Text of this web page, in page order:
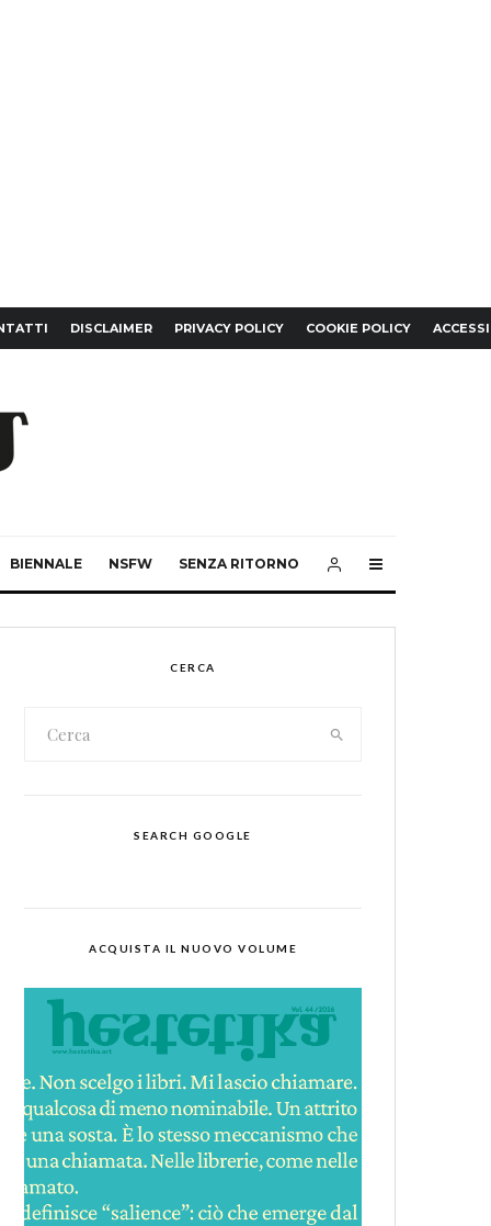
DISCLAIMER PRIVACY POLICY COOKIE POLICY
BIENNALE NSFW SENZA RITORNO
CERCA
SEARCH GOOGLE
ACQUISTA IL NUOVO VOLUME